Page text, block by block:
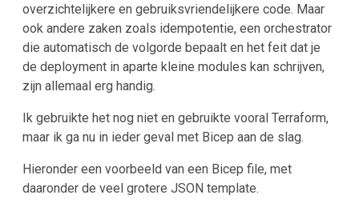
overzichtelijkere en gebruiksvriendelijkere code. Maar
ook andere zaken zoals idempotentie, een orchestrator
die automatisch de volgorde bepaalt en het feit dat je
de deployment in aparte kleine modules kan schrijven,
zijn allemaal erg handig.
Ik gebruikte het nog niet en gebruikte vooral Terraform,
maar ik ga nu in ieder geval met Bicep aan de slag.
Hieronder een voorbeeld van een Bicep file, met
daaronder de veel grotere JSON template.